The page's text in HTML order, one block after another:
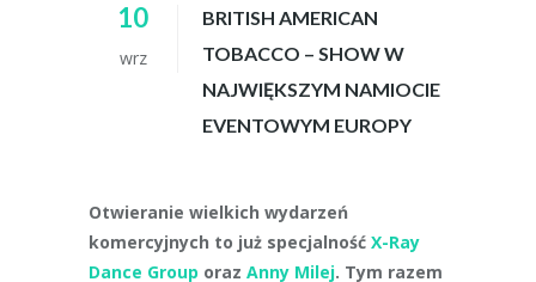
10
wrz
BRITISH AMERICAN
TOBACCO – SHOW W
NAJWIĘKSZYM NAMIOCIE
EVENTOWYM EUROPY
Otwieranie wielkich wydarzeń
komercyjnych to już specjalność X-Ray
Dance Group oraz Anny Milej. Tym razem